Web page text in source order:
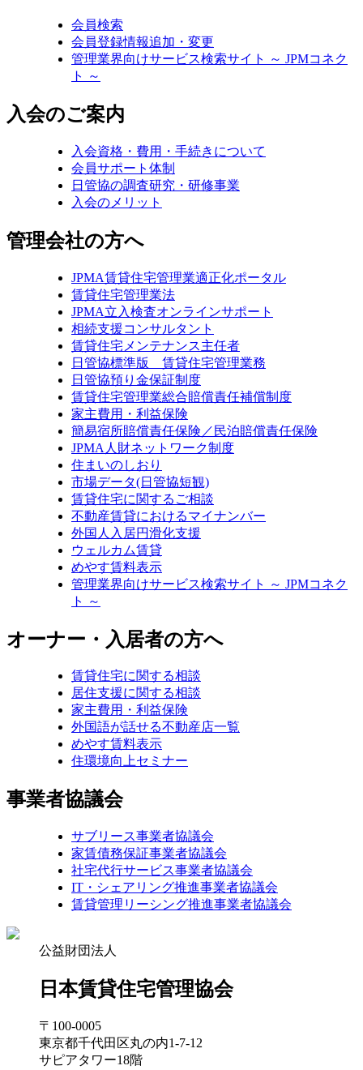
会員検索
会員登録情報追加・変更
管理業界向けサービス検索サイト ～ JPMコネク
ト ～
入会のご案内
入会資格・費用・手続きについて
会員サポート体制
日管協の調査研究・研修事業
入会のメリット
管理会社の方へ
JPMA賃貸住宅管理業適正化ポータル
賃貸住宅管理業法
JPMA立入検査オンラインサポート
相続支援コンサルタント
賃貸住宅メンテナンス主任者
日管協標準版 賃貸住宅管理業務
日管協預り金保証制度
賃貸住宅管理業総合賠償責任補償制度
家主費用・利益保険
簡易宿所賠償責任保険／民泊賠償責任保険
JPMA人財ネットワーク制度
住まいのしおり
市場データ(日管協短観)
賃貸住宅に関するご相談
不動産賃貸におけるマイナンバー
外国人入居円滑化支援
ウェルカム賃貸
めやす賃料表示
管理業界向けサービス検索サイト ～ JPMコネク
ト ～
オーナー・入居者の方へ
賃貸住宅に関する相談
居住支援に関する相談
家主費用・利益保険
外国語が話せる不動産店一覧
めやす賃料表示
住環境向上セミナー
事業者協議会
サブリース事業者協議会
家賃債務保証事業者協議会
社宅代行サービス事業者協議会
IT・シェアリング推進事業者協議会
賃貸管理リーシング推進事業者協議会
公益財団法人
日本賃貸住宅管理協会
〒100-0005
東京都千代田区丸の内1-7-12
サピアタワー18階